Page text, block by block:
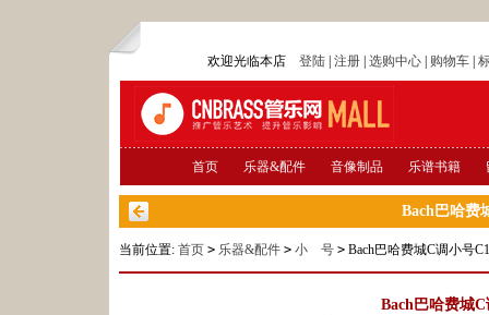
欢迎光临本店 登陆| 注册| 选购中心| 购物车|
首页 乐器&配件 音像制品 乐谱书籍
Bach巴哈费
当前位置: 首页 > 乐器&配件 > 小 号 > Bach巴哈费城C调小号
Bach巴哈费城